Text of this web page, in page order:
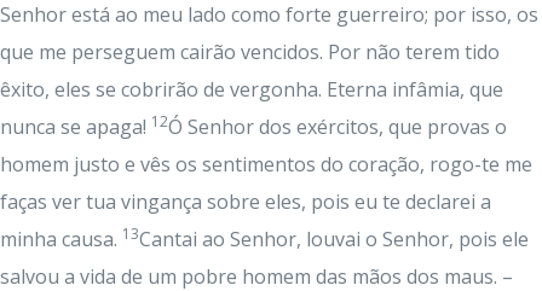
Senhor está ao meu lado como forte guerreiro; por isso, os
que me perseguem cairão vencidos. Por não terem tido
êxito, eles se cobrirão de vergonha. Eterna infâmia, que
nunca se apaga! 12Ó Senhor dos exércitos, que provas o
homem justo e vês os sentimentos do coração, rogo-te me
faças ver tua vingança sobre eles, pois eu te declarei a
minha causa. 13Cantai ao Senhor, louvai o Senhor, pois ele
salvou a vida de um pobre homem das mãos dos maus. –